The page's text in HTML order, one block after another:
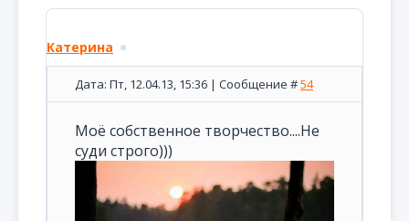
Катерина
Дата: Пт, 12.04.13, 15:36 | Сообщение #54
Моё собственное творчество....Не
суди строго)))